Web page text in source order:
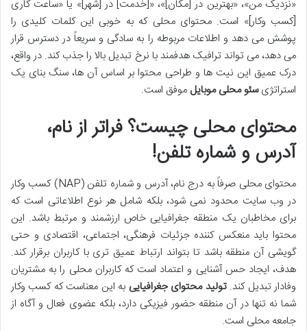
«نزدیک من»، «بهترین در [مکان]»، «[خدمت] در [شهر]» یا «ساعت کاری
[کسب وکار]» است. محتوای محلی که به خوبی این کلمات کلیدی را
پوشش می دهد و اطلاعات مربوطه را به سادگی و سریعاً در دسترس قرار
می دهد، می تواند ترافیک هدفمند با نرخ تبدیل بالا را جذب کند. در واقع،
درک عمیق این نیت ها و طراحی محتوا بر اساس آن ها، سنگ بنای یک
استراتژیسئو محلی موبایل موفق است.
محتوای محلی چیست؟ فراتر از نام،
آدرس و شماره تلفن!
محتوای محلی صرفاً به درج نام، آدرس و شماره تلفن (NAP) کسب وکار
در وب سایت محدود نمی شود، بلکه شامل هر نوع اطلاعاتی است که
برای مخاطبان یک منطقه جغرافیایی خاص ارزشمند و مرتبط باشد. این
محتوا باید منعکس کننده جزئیات فرهنگی، اجتماعی، اقتصادی و حتی
گویشی آن منطقه باشد تا بتواند ارتباط عمیق تری با کاربران برقرار کند.
هدف، ایجاد حس آشنایی و اعتماد است که کاربران محلی را به مشتریان
وفادار تبدیل کند.تولید محتوای جغرافیایی به این معناست که کسب وکار
شما نه تنها در آن منطقه حضور فیزیکی دارد، بلکه عضوی فعال و آگاه از
جامعه محلی است.